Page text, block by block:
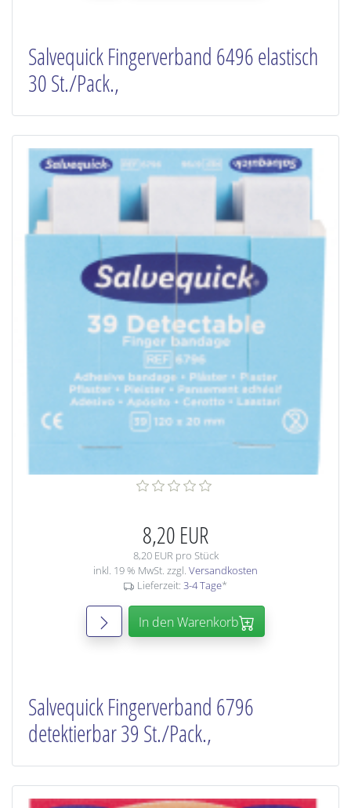
Salvequick Fingerverband 6496 elastisch
30 St./Pack.,
8,20 EUR
8,20 EUR pro Stück
inkl. 19 % MwSt. zzgl. Versandkosten
Lieferzeit: 3-4 Tage*
In den Warenkorb
Salvequick Fingerverband 6796
detektierbar 39 St./Pack.,